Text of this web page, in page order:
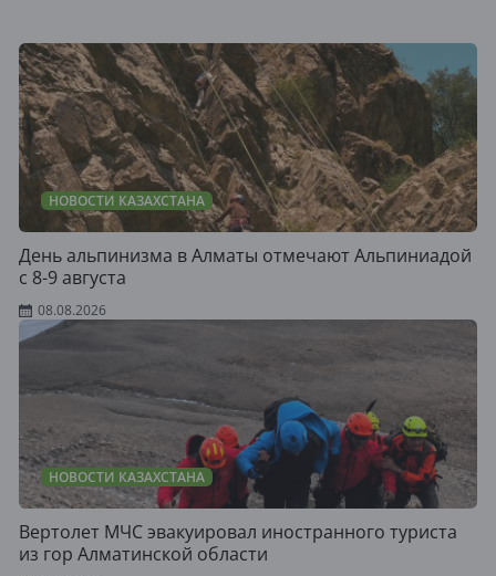
НОВОСТИ КАЗАХСТАНА
День альпинизма в Алматы отмечают Альпиниадой
с 8-9 августа
08.08.2026
НОВОСТИ КАЗАХСТАНА
Вертолет МЧС эвакуировал иностранного туриста
из гор Алматинской области